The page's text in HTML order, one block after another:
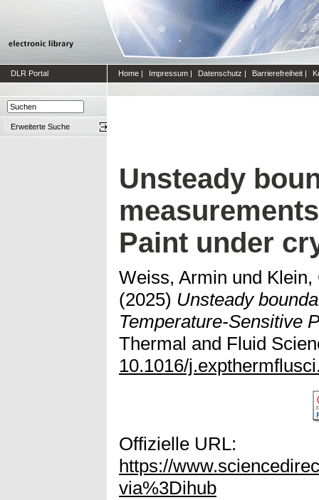
DLR Portal Home | Impressum | Datenschutz | Barrierefreiheit |
Erweiterte Suche
Unsteady
Paint under
Weiss, Armin und Klein,
(2025) Unsteady
Temperature-Sensitive
Thermal and Fluid
10.1016/
Offizielle URL:
https://
via%3Dihub